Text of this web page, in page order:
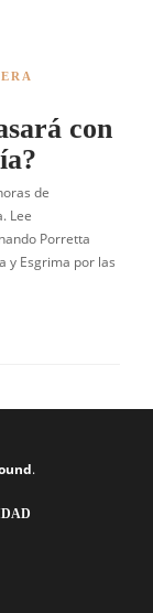
con
de
Lee
Porretta
y Esgrima por las
.